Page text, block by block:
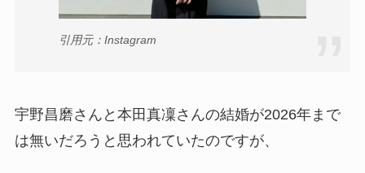
引用元：Instagram
宇野昌磨さんと本田真凜さんの結婚が2026年まで
は無いだろうと思われていたのですが、